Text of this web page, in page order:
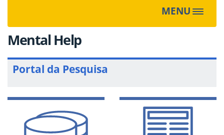
MENU Toggle
Mental Help
Portal da Pesquisa